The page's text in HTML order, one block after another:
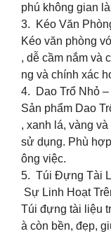
phú không gian
3. ️ Kéo Văn
Kéo văn phòng
, dễ cầm nắm và
ng và chính xác
4. Dao Trổ Nhỏ
Sản phẩm Dao
, xanh lá, vàng
sử dụng. Phù
ông việc.
5. Túi Đựng Tài
Sự Linh Hoạt
Túi đựng tài liệu
à còn bền, đẹp,